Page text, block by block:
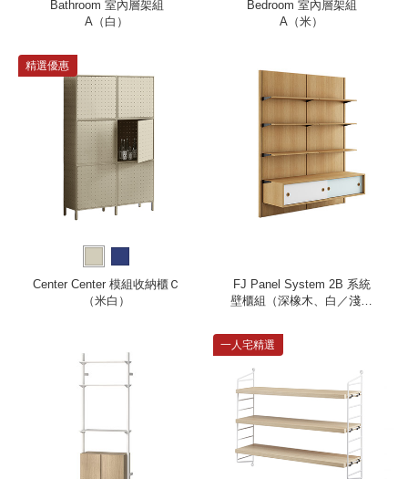
Bathroom 室內層架組
A（白）
Bedroom 室內層架組
A（米）
精選優惠
Center Center 模組收納櫃Ｃ
（米白）
FJ Panel System 2B 系統
壁櫃組（深橡木、白／淺藍
一人宅精選